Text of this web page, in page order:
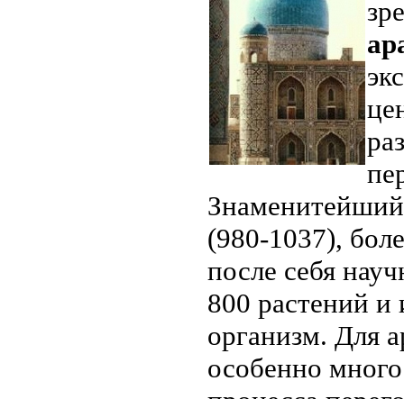
(980-1037),
после себя
800 растений и
организм. Для
особенно